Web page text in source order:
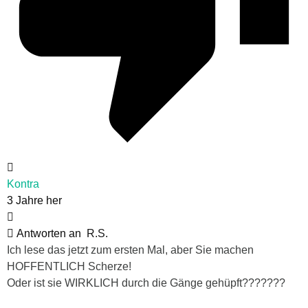
Kontra
3 Jahre her
Antworten an
R.S.
Ich lese das jetzt zum ersten Mal, aber Sie machen
HOFFENTLICH Scherze!
Oder ist sie WIRKLICH durch die Gänge gehüpft???????